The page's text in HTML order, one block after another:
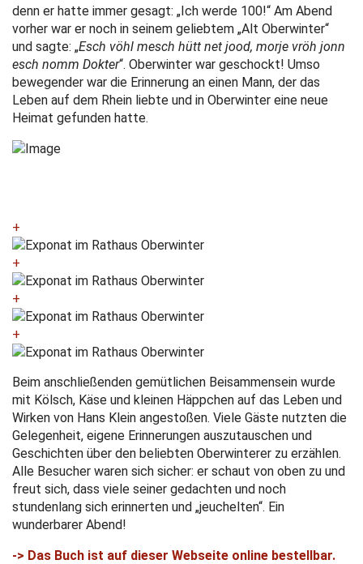
denn er hatte immer gesagt: „Ich werde 100!“ Am Abend
vorher war er noch in seinem geliebtem „Alt Oberwinter“
und sagte: „Esch vöhl mesch hütt net jood, morje vröh jonn
esch nomm Dokter“. Oberwinter war geschockt! Umso
bewegender war die Erinnerung an einen Mann, der das
Leben auf dem Rhein liebte und in Oberwinter eine neue
Heimat gefunden hatte.
+
+
+
+
Beim anschließenden gemütlichen Beisammensein wurde
mit Kölsch, Käse und kleinen Häppchen auf das Leben und
Wirken von Hans Klein angestoßen. Viele Gäste nutzten die
Gelegenheit, eigene Erinnerungen auszutauschen und
Geschichten über den beliebten Oberwinterer zu erzählen.
Alle Besucher waren sich sicher: er schaut von oben zu und
freut sich, dass viele seiner gedachten und noch
stundenlang sich erinnerten und „jeuchelten“. Ein
wunderbarer Abend!
-> Das Buch ist auf dieser Webseite online bestellbar.